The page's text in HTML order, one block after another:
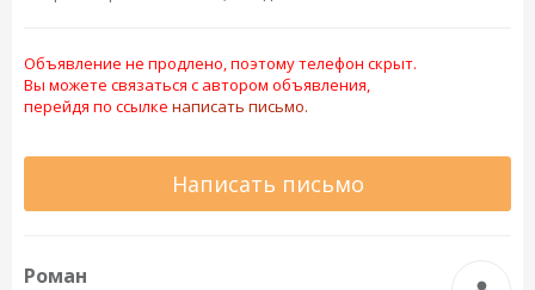
Объявление не продлено, поэтому телефон скрыт.
Вы можете связаться с автором объявления,
перейдя по ссылке написать письмо.
Написать письмо
Роман